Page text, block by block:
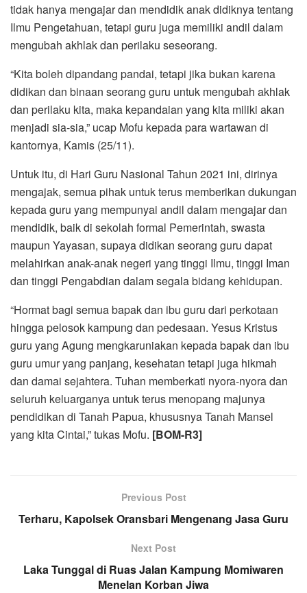
tidak hanya mengajar dan mendidik anak didiknya tentang
Ilmu Pengetahuan, tetapi guru juga memiliki andil dalam
mengubah akhlak dan perilaku seseorang.
“Kita boleh dipandang pandai, tetapi jika bukan karena
didikan dan binaan seorang guru untuk mengubah akhlak
dan perilaku kita, maka kepandaian yang kita miliki akan
menjadi sia-sia,” ucap Mofu kepada para wartawan di
kantornya, Kamis (25/11).
Untuk itu, di Hari Guru Nasional Tahun 2021 ini, dirinya
mengajak, semua pihak untuk terus memberikan dukungan
kepada guru yang mempunyai andil dalam mengajar dan
mendidik, baik di sekolah formal Pemerintah, swasta
maupun Yayasan, supaya didikan seorang guru dapat
melahirkan anak-anak negeri yang tinggi Ilmu, tinggi Iman
dan tinggi Pengabdian dalam segala bidang kehidupan.
“Hormat bagi semua bapak dan ibu guru dari perkotaan
hingga pelosok kampung dan pedesaan. Yesus Kristus
guru yang Agung mengkaruniakan kepada bapak dan ibu
guru umur yang panjang, kesehatan tetapi juga hikmah
dan damai sejahtera. Tuhan memberkati nyora-nyora dan
seluruh keluarganya untuk terus menopang majunya
pendidikan di Tanah Papua, khususnya Tanah Mansel
yang kita Cintai,” tukas Mofu. [BOM-R3]
Previous Post
Terharu, Kapolsek Oransbari Mengenang Jasa Guru
Next Post
Laka Tunggal di Ruas Jalan Kampung Momiwaren
Menelan Korban Jiwa